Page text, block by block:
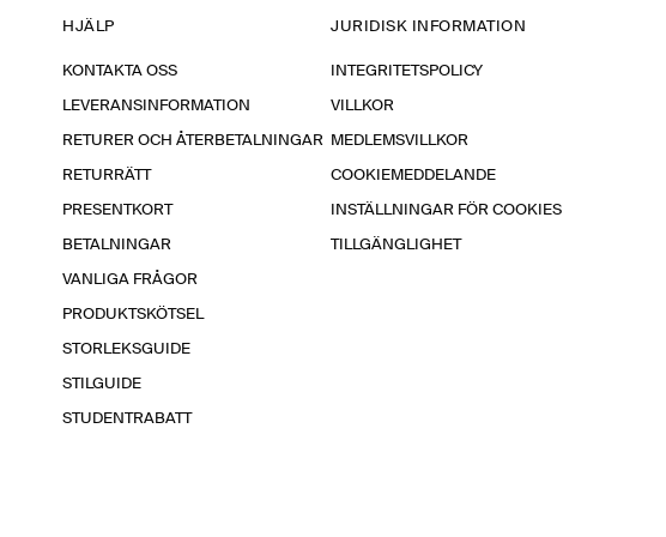
HJÄLP
KONTAKTA OSS
LEVERANSINFORMATION
RETURER OCH ÅTERBETALNINGAR
RETURRÄTT
PRESENTKORT
BETALNINGAR
VANLIGA FRÅGOR
PRODUKTSKÖTSEL
STORLEKSGUIDE
STILGUIDE
STUDENTRABATT
JURIDISK INFORMATION
INTEGRITETSPOLICY
VILLKOR
MEDLEMSVILLKOR
COOKIEMEDDELANDE
INSTÄLLNINGAR FÖR COOKIES
TILLGÄNGLIGHET